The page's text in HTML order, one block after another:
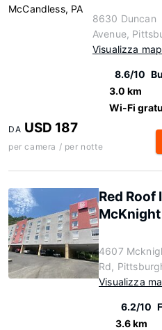
8630 Duncan
Avenue,
Visualizza
8.6/10
3.0 km
Wi-Fi
DA USD 187
per camera / per notte
Red
McKnight
4607
Rd,
Visualizza
6.2/10
3.6 km